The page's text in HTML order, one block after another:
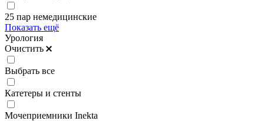
25 пар немедицинские
Показать ещё
Урология
Очистить
Выбрать все
Катетеры и стенты
Мочеприемники Inekta